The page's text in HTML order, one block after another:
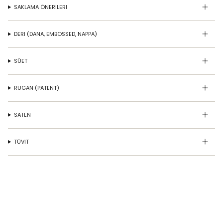
SAKLAMA ÖNERILERI
DERI (DANA, EMBOSSED, NAPPA)
SÜET
RUGAN (PATENT)
SATEN
TÜVIT